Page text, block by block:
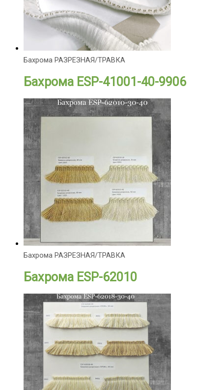
Бахрома РАЗРЕЗНАЯ/ТРАВКА
Бахрома ESP-41001-40-9906
Бахрома РАЗРЕЗНАЯ/ТРАВКА
Бахрома ESP-62010